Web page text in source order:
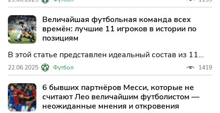
командных успехов, но так и не получили «Золотой
мяч» ни для одного из своих игроков.
Величайшая футбольная команда всех
времён: лучшие 11 игроков в истории по
позициям
В этой статье представлен идеальный состав из 11
величайших футболистов всех времён по позициям —
от легендарного вратаря до непревзойдённого
нападающего.
22.06.2025 Футбол 1419
6 бывших партнёров Месси, которые не
считают Лео величайшим футболистом —
неожиданные мнения и откровения